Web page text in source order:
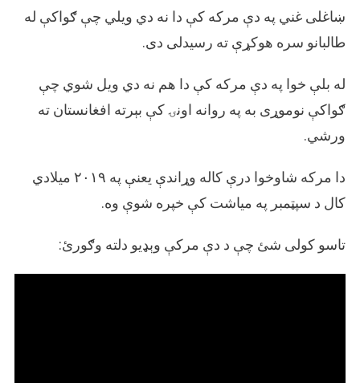
ښاغلی غني په دې مرکه کې دا نه دي ویلي چې ګواکې له
طالبانو سره هوکړې ته رسیدلی دی.
له بلې خوا په دې مرکه کې دا هم نه دي ویل شوي چې
ګواکې نوموړی به په روانه اونۍ کې بېرته افغانستان ته
ورشي.
دا مرکه شاوخوا درې کاله وړاندې یعنې په ۲۰۱۹ میلادي
کال د سپټمبر په میاشت کې خپره شوې وه.
تاسو کولی شئ چې د دې مرکې وېډیو دلته وګورئ: